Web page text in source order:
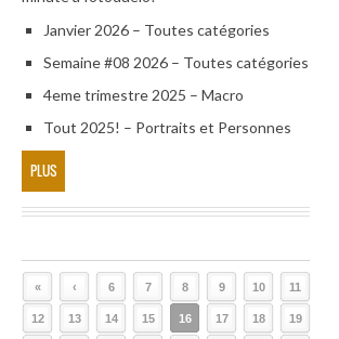
Janvier 2026 – Toutes catégories
Semaine #08 2026 – Toutes catégories
4eme trimestre 2025 – Macro
Tout 2025! – Portraits et Personnes
PLUS
« ‹ 6 7 8 9 10 11
12 13 14 15 16 17 18 19